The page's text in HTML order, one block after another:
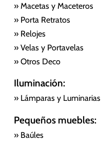
» Macetas y Maceteros
» Porta Retratos
» Relojes
» Velas y Portavelas
» Otros Deco
Iluminación:
» Lámparas y Luminarias
Pequeños muebles:
» Baúles